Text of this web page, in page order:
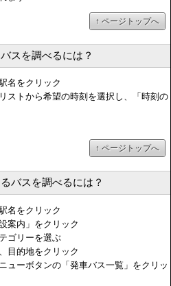
↑ ページトップへ
スを調べるには？
名をクリック
ストから希望の時刻を選択し、「時刻の
↑ ページトップへ
バスを調べるには？
名をクリック
案内」をクリック
ゴリーを選ぶ
目的地をクリック
ューボタンの「発車バス一覧」をクリッ